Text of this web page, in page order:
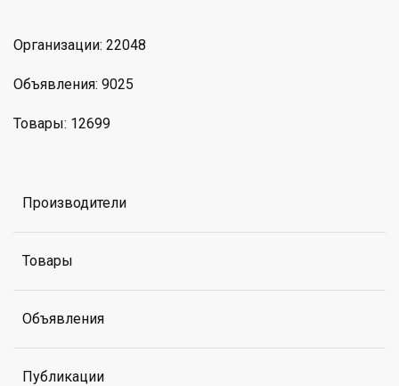
Организации: 22048
Объявления: 9025
Товары: 12699
Производители
Товары
Объявления
Публикации